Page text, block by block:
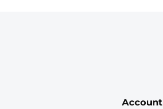
Account